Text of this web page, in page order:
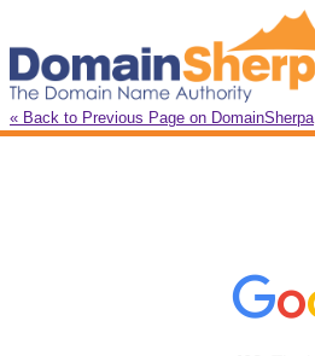
« Back to Previous Page on DomainSherpa